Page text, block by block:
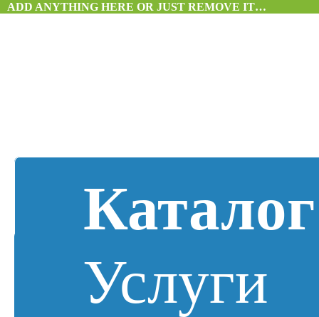
ADD ANYTHING HERE OR JUST REMOVE IT…
Каталог
Услуги